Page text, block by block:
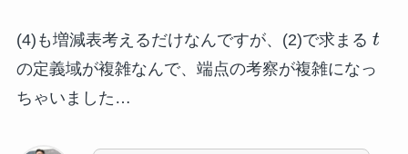
(4)も増減表考えるだけなんですが、(2)で求まる t
の定義域が複雑なんで、端点の考察が複雑になっ
ちゃいました…